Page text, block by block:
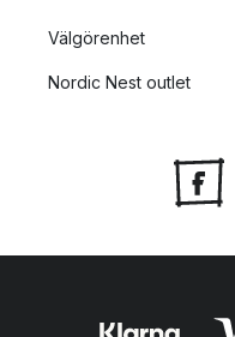
Välgörenhet
Nordic Nest outlet